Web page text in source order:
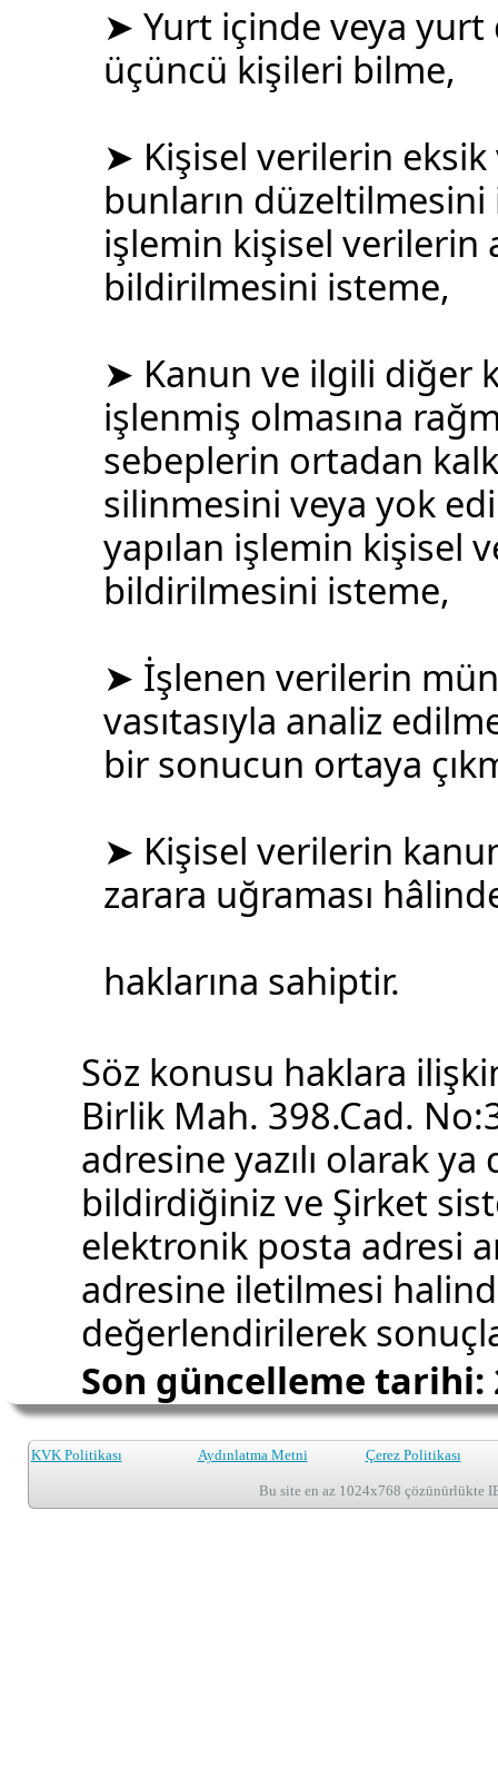
➤ Yurt içinde veya yurt
üçüncü kişileri bilme,
➤ Kişisel verilerin eksik
bunların
işlemin kişisel verilerin
bildirilmesini isteme,
➤ Kanun ve ilgili diğer
işlenmiş olmasına
sebeplerin ortadan
silinmesini veya yok
yapılan işlemin kişisel
bildirilmesini isteme,
➤ İşlenen verilerin
vasıtasıyla analiz
bir sonucun ortaya
➤ Kişisel verilerin
zarara uğraması
haklarına sahiptir.
Söz konusu haklara
Birlik Mah. 398.Cad.
adresine yazılı olarak
bildirdiğiniz ve Şirket
elektronik posta adresi
adresine iletilmesi
değerlendirilerek
Son güncelleme tarihi:
KVK Politikası Aydınlatma Metni Çerez Politikası
Bu site en az 1024x768 çözünürlükte